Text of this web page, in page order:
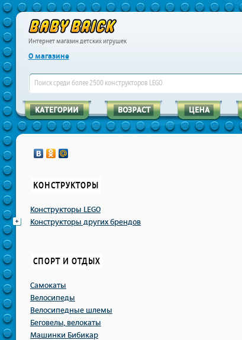
Интернет магазин детских игрушек
О магазине
КОНСТРУКТОРЫ
Конструкторы LEGO
Конструкторы других брендов
СПОРТ И ОТДЫХ
Самокаты
Велосипеды
Велосипедные шлемы
Беговелы, велокаты
Машинки Бибикар